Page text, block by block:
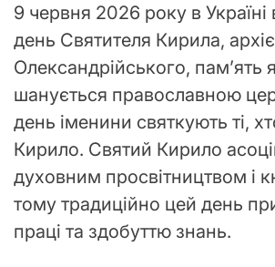
9 червня 2026 року в Україні
день Святителя Кирила,
Олександрійського, пам’ять
шанується православною
день іменини святкують ті,
Кирило. Святий Кирило
духовним просвітництвом і
тому традиційно цей день
праці та здобуттю знань.